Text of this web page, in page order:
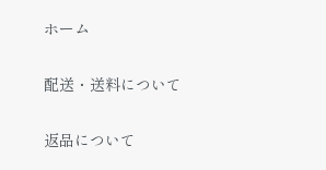
ホーム
配送・送料について
返品について